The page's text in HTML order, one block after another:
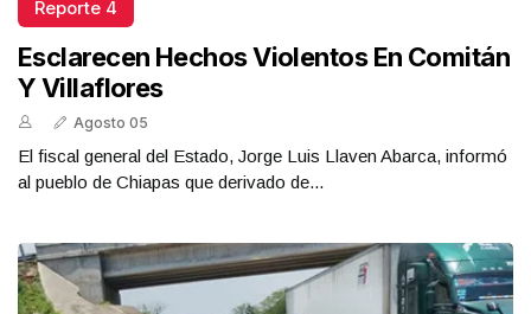
Reporte 4
Esclarecen Hechos Violentos En Comitán
Y Villaflores
Agosto 05
El fiscal general del Estado, Jorge Luis Llaven Abarca, informó
al pueblo de Chiapas que derivado de...